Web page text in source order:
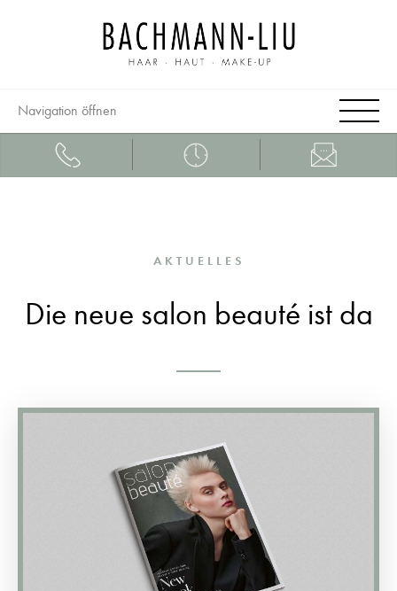
Navigation öffnen
AKTUELLES
Die neue salon beauté ist da